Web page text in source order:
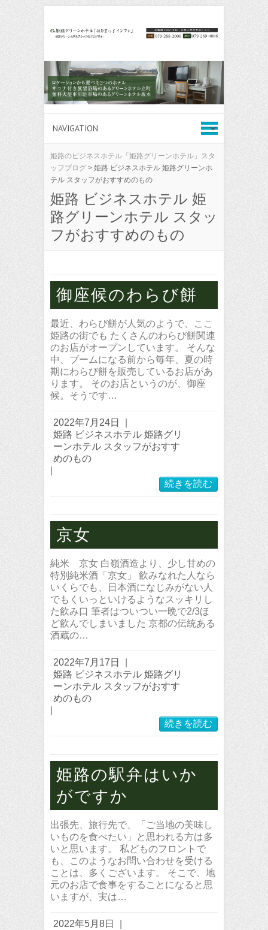
姫路のビジネスホテル「姫路グリーンホテル」スタ
ッフブログ > 姫路 ビジネスホテル 姫路グリーンホ
テル スタッフがおすすめのもの
姫路 ビジネスホテル 姫
路グリーンホテル スタッ
フがおすすめのもの
御座候のわらび餅
最近、わらび餅が人気のようで、ここ
姫路の街でも たくさんのわらび餅関連
のお店がオープンしています。 そんな
中、ブームになる前から毎年、夏の時
期にわらび餅を販売しているお店があ
ります。 そのお店というのが、御座
候。そうです…
2022年7月24日
姫路 ビジネスホテル 姫路グリ
ーンホテル スタッフがおすす
めのもの
続きを読む
京女
純米 京女 白嶺酒造より、少し甘めの
特別純米酒「京女」 飲みなれた人なら
いくらでも、日本酒になじみがない人
でもくいっといけるようなスッキリし
た飲み口 筆者はついつい一晩で2/3ほ
ど飲んでしまいました 京都の伝統ある
酒蔵の…
2022年7月17日
姫路 ビジネスホテル 姫路グリ
ーンホテル スタッフがおすす
めのもの
続きを読む
姫路の駅弁はいか
がですか
出張先、旅行先で、「ご当地の美味し
いものを食べたい」と思われる方は多
いと思います。 私どものフロントで
も、このようなお問い合わせを受ける
ことは、多くございます。 そこで、地
元のお店で食事をすることになると思
いますが、実は…
2022年5月8日